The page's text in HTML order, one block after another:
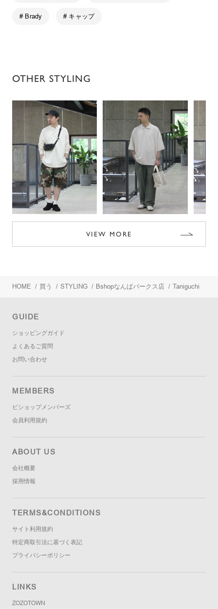
# Brady # キャップ
OTHER STYLING
VIEW MORE
HOME / 買う / STYLING / Bshopなんばパークス店 / Taniguchi
GUIDE
ショッピングガイド
よくあるご質問
お問い合わせ
MEMBERS
ビショップメンバーズ
会員利用規約
ABOUT US
会社概要
採用情報
TERMS&CONDITIONS
サイト利用規約
特定商取引法に基づく表記
プライバシーポリシー
LINKS
ZOZOTOWN